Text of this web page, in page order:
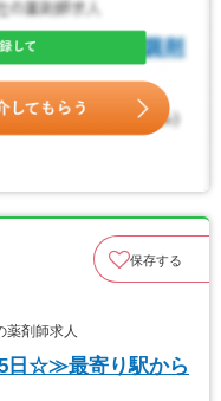
保存する
剤師求人
日☆≫最寄り駅から